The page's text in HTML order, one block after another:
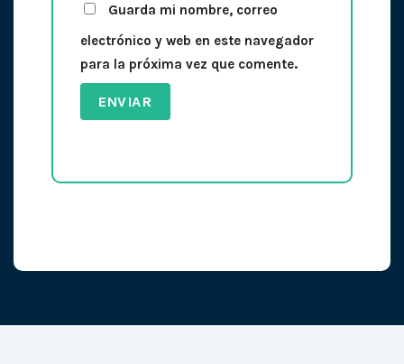
Guarda mi nombre, correo
electrónico y web en este navegador
para la próxima vez que comente.